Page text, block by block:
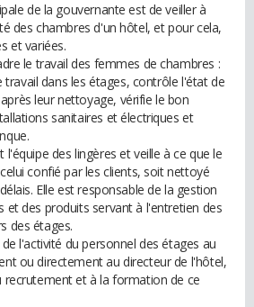
de la gouvernante est de veiller à
des chambres d'un hôtel, et pour cela,
et variées.
le travail des femmes de chambres :
travail dans les étages, contrôle l'état de
leur nettoyage, vérifie le bon
sanitaires et électriques et
l'équipe des lingères et veille à ce que le
confié par les clients, soit nettoyé
Elle est responsable de la gestion
et des produits servant à l'entretien des
des étages.
l'activité du personnel des étages au
ou directement au directeur de l'hôtel,
recrutement et à la formation de ce